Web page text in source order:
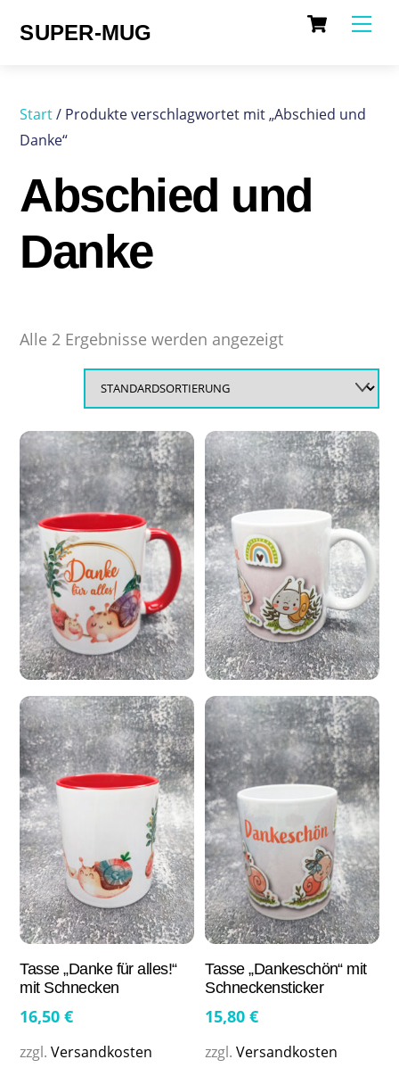
Cart
SUPER-MUG
Start/ Produkte verschlagwortet mit „Abschied und
Danke“
Abschied und
Danke
Alle 2 Ergebnisse werden angezeigt
Tasse „Danke für alles!“
mit Schnecken
16,50€
zzgl.Versandkosten
Tasse „Dankeschön“ mit
Schneckensticker
15,80€
zzgl.Versandkosten